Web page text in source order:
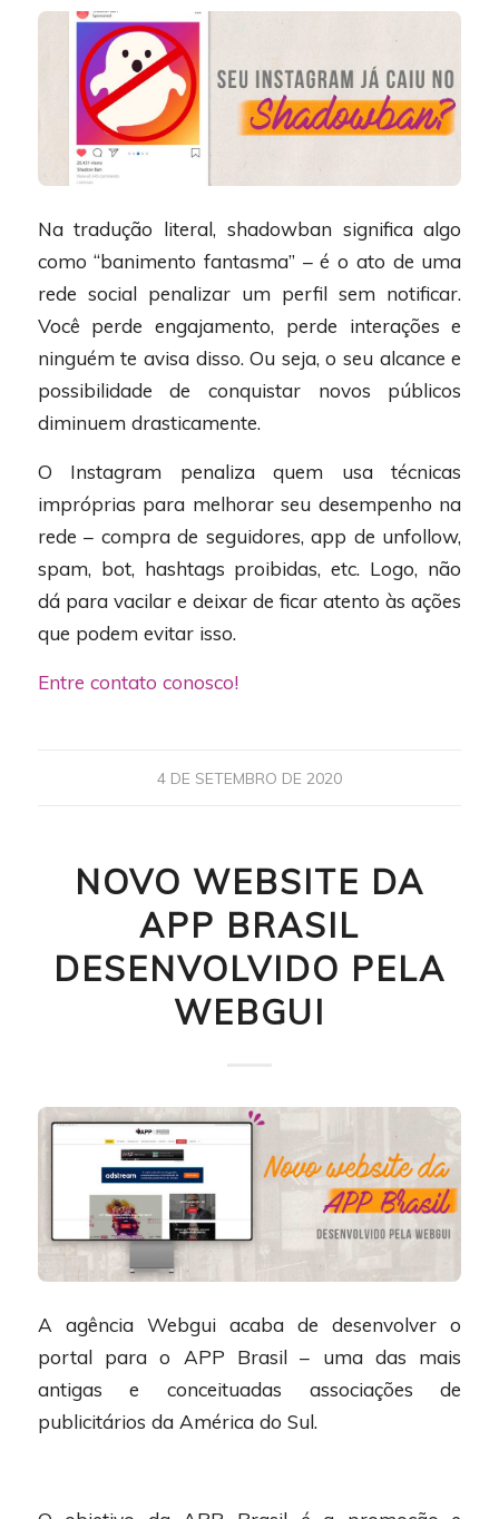
Na tradução literal, shadowban significa algo
como “banimento fantasma” – é o ato de uma
rede social penalizar um perfil sem notificar.
Você perde engajamento, perde interações e
ninguém te avisa disso. Ou seja, o seu alcance e
possibilidade de conquistar novos públicos
diminuem drasticamente.
O Instagram penaliza quem usa técnicas
impróprias para melhorar seu desempenho na
rede – compra de seguidores, app de unfollow,
spam, bot, hashtags proibidas, etc. Logo, não
dá para vacilar e deixar de ficar atento às ações
que podem evitar isso.
Entre contato conosco!
4 DE SETEMBRO DE 2020
NOVO WEBSITE DA
APP BRASIL
DESENVOLVIDO PELA
WEBGUI
A agência Webgui acaba de desenvolver o
portal para o APP Brasil – uma das mais
antigas e conceituadas associações de
publicitários da América do Sul.